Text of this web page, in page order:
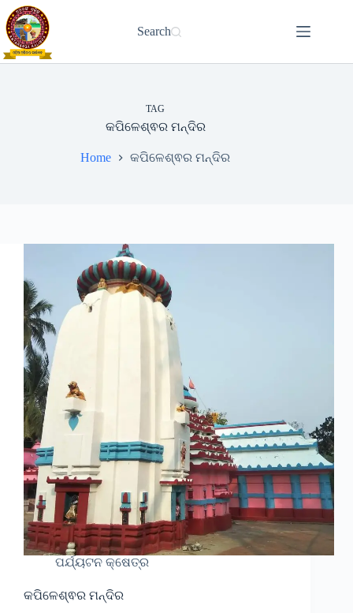
Skip
to
content
Search
TAG
କପିଳେଶ୍ଵର ମନ୍ଦିର
Home କପିଳେଶ୍ଵର ମନ୍ଦିର
ପର୍ଯ୍ୟଟନ କ୍ଷେତ୍ର
କପିଳେଶ୍ଵର ମନ୍ଦିର